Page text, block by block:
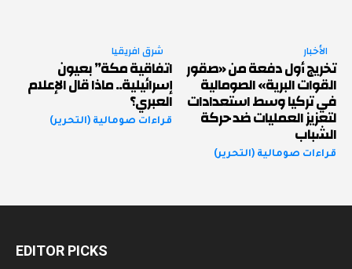
الأخبار
تخريج أول دفعة من «صقور
القوات البرية» الصومالية
في تركيا وسط استعدادات
لتعزيز العمليات ضد حركة
الشباب
قراءات صومالية (التحرير)
شرق افريقيا
اتفاقية مكة” بعيون
إسرائيلية.. ماذا قال الإعلام
العبري؟
قراءات صومالية (التحرير)
EDITOR PICKS